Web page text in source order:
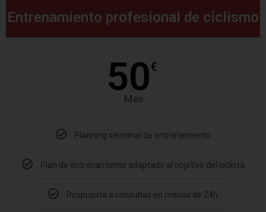
Entrenamiento profesional de ciclismo
50€
Mes
Planning semanal de entrenamiento
Plan de entrenamiento adaptado al objetivo del ciclista
Respuesta a consultas en menos de 24h